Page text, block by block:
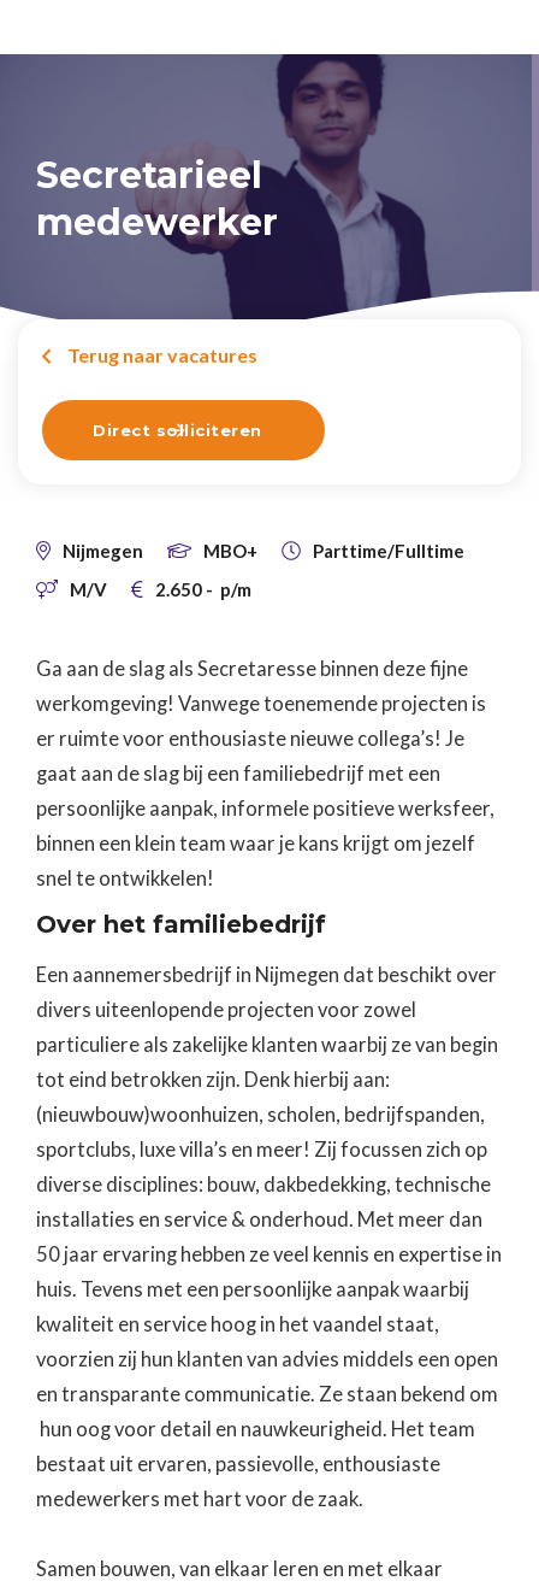
Secretarieel
medewerker
 Terug naar vacatures
Direct solliciteren

 Nijmegen  MBO+  Parttime/Fulltime
 M/V  2.650 - p/m
Ga aan de slag als Secretaresse binnen deze fijne
werkomgeving! Vanwege toenemende projecten is
er ruimte voor enthousiaste nieuwe collega’s! Je
gaat aan de slag bij een familiebedrijf met een
persoonlijke aanpak, informele positieve werksfeer,
binnen een klein team waar je kans krijgt om jezelf
snel te ontwikkelen!
Over het familiebedrijf
Een aannemersbedrijf in Nijmegen dat beschikt over
divers uiteenlopende projecten voor zowel
particuliere als zakelijke klanten waarbij ze van begin
tot eind betrokken zijn. Denk hierbij aan:
(nieuwbouw)woonhuizen, scholen, bedrijfspanden,
sportclubs, luxe villa’s en meer! Zij focussen zich op
diverse disciplines: bouw, dakbedekking, technische
installaties en service & onderhoud. Met meer dan
50 jaar ervaring hebben ze veel kennis en expertise in
huis. Tevens met een persoonlijke aanpak waarbij
kwaliteit en service hoog in het vaandel staat,
voorzien zij hun klanten van advies middels een open
en transparante communicatie. Ze staan bekend om
hun oog voor detail en nauwkeurigheid. Het team
bestaat uit ervaren, passievolle, enthousiaste
medewerkers met hart voor de zaak.
Samen bouwen, van elkaar leren en met elkaar